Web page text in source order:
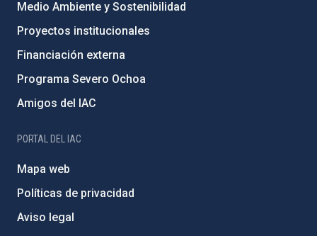
Medio Ambiente y Sostenibilidad
Proyectos institucionales
Financiación externa
Programa Severo Ochoa
Amigos del IAC
PORTAL DEL IAC
Mapa web
Políticas de privacidad
Aviso legal